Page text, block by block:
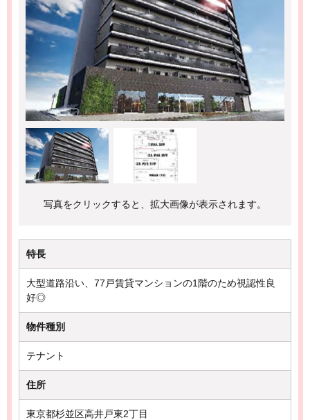
写真をクリックすると、拡大画像が表示されます。
特長
大型道路沿い、77戸賃貸マンションの1階のため視認性良
好◎
物件種別
テナント
住所
東京都杉並区高井戸東2丁目